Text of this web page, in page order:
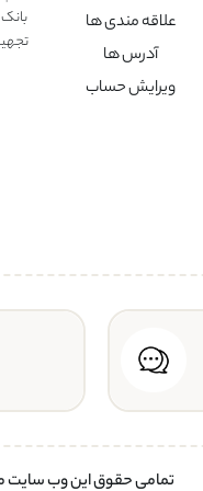
علاقه مندی ها
آدرس ها
ویرایش حساب
تمامی حقوق این وب سایت